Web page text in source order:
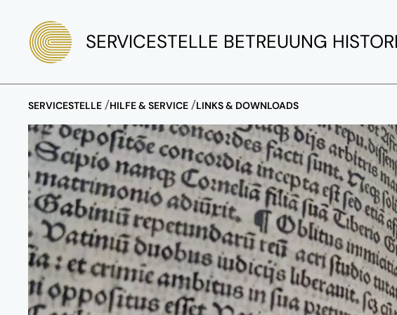
SERVICESTELLE BETREUUNG
SERVICESTELLE HILFE & SERVICE LINKS & DOWNLOADS